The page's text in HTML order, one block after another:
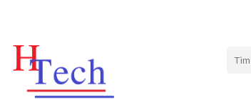
nội
dung
kiếm: